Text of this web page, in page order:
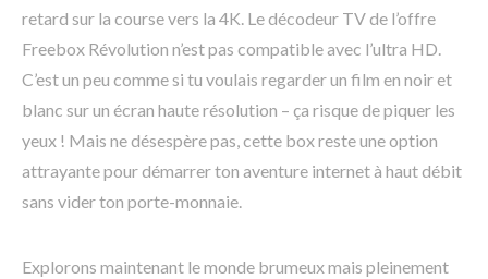
retard sur la course vers la 4K. Le décodeur TV de l’offre
Freebox Révolution n’est pas compatible avec l’ultra HD.
C’est un peu comme si tu voulais regarder un film en noir et
blanc sur un écran haute résolution – ça risque de piquer les
yeux ! Mais ne désespère pas, cette box reste une option
attrayante pour démarrer ton aventure internet à haut débit
sans vider ton porte-monnaie.
Explorons maintenant le monde brumeux mais pleinement